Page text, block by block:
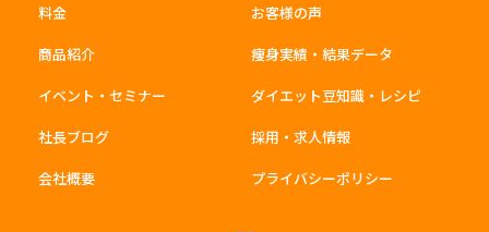
料金
お客様の声
商品紹介
痩身実績・結果データ
イベント・セミナー
ダイエット豆知識・レシピ
社長ブログ
採用・求人情報
会社概要
プライバシーポリシー